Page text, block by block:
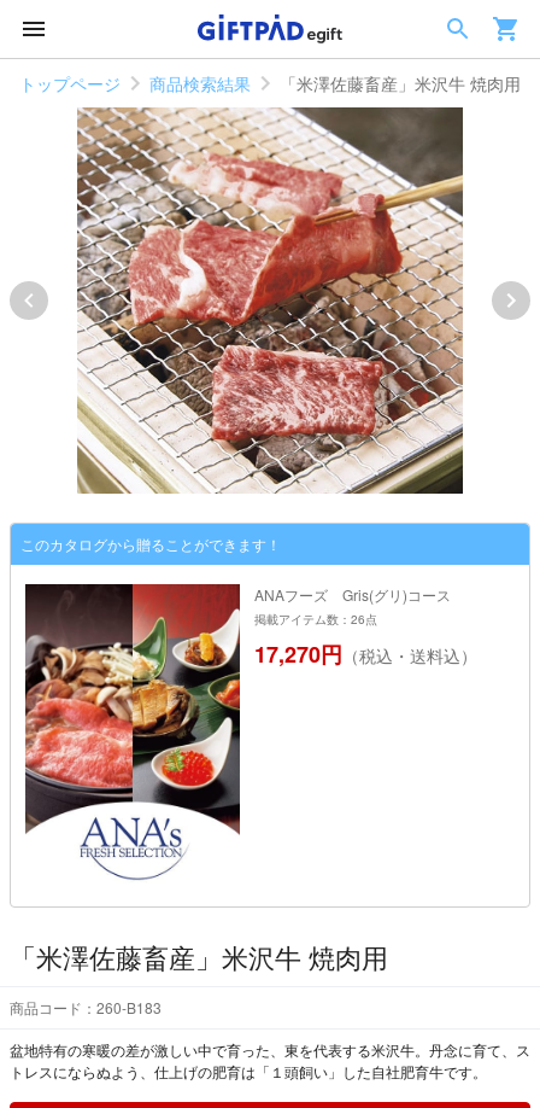
トップページ 商品検索結果 「米澤佐藤畜産」米沢牛 焼肉用
このカタログから贈ることができます！
ANAフーズ Gris(グリ)コース
掲載アイテム数：26点
17,270円 （税込・送料込）
「米澤佐藤畜産」米沢牛 焼肉用
商品コード：260-B183
盆地特有の寒暖の差が激しい中で育った、東を代表する米沢牛。丹念に育て、ス
トレスにならぬよう、仕上げの肥育は「１頭飼い」した自社肥育牛です。